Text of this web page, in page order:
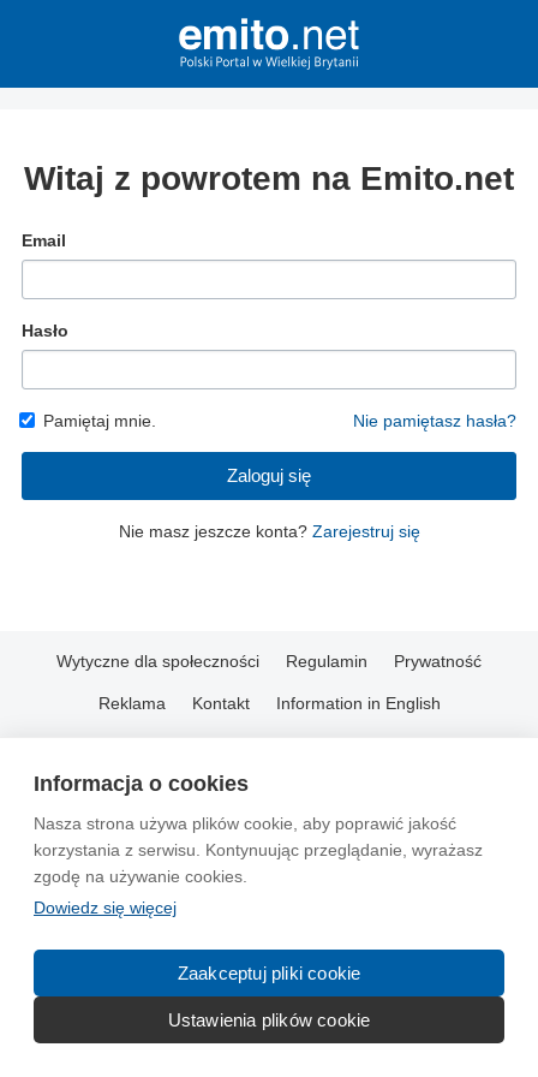
Informacja o cookies
Nasza strona używa plików cookie, aby poprawić jakość
korzystania z serwisu. Kontynuując przeglądanie, wyrażasz
zgodę na używanie cookies.
Dowiedz się więcej
Zaakceptuj pliki cookie
Ustawienia plików cookie
Witaj z powrotem na Emito.net
Email
Hasło
Pamiętaj mnie. Nie pamiętasz hasła?
Zaloguj się
Nie masz jeszcze konta? Zarejestruj się
Wytyczne dla społeczności Regulamin Prywatność
Reklama Kontakt Information in English